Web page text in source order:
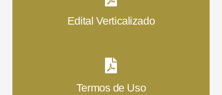
Edital Verticalizado
Termos de Uso